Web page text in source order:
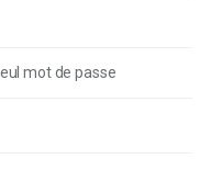
mot de passe